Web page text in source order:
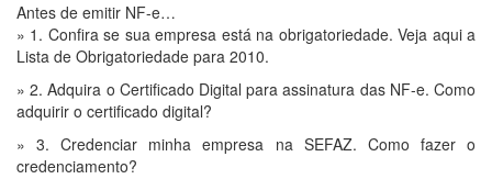
Antes de emitir NF-e…
» 1. Confira se sua empresa está na obrigatoriedade. Veja aqui a
Lista de Obrigatoriedade para 2010.
» 2. Adquira o Certificado Digital para assinatura das NF-e. Como
adquirir o certificado digital?
» 3. Credenciar minha empresa na SEFAZ. Como fazer o
credenciamento?